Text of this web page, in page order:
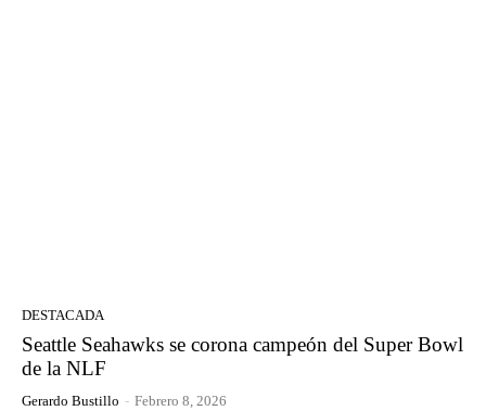
DESTACADA
Seattle Seahawks se corona campeón del Super Bowl
de la NLF
Gerardo Bustillo - Febrero 8, 2026